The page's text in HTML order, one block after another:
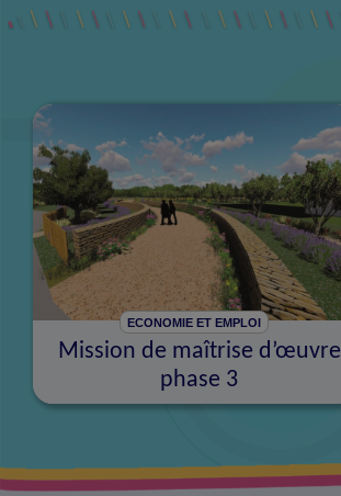
ECONOMIE ET EMPLOI
Mission de maîtrise d’œuvre
phase 3